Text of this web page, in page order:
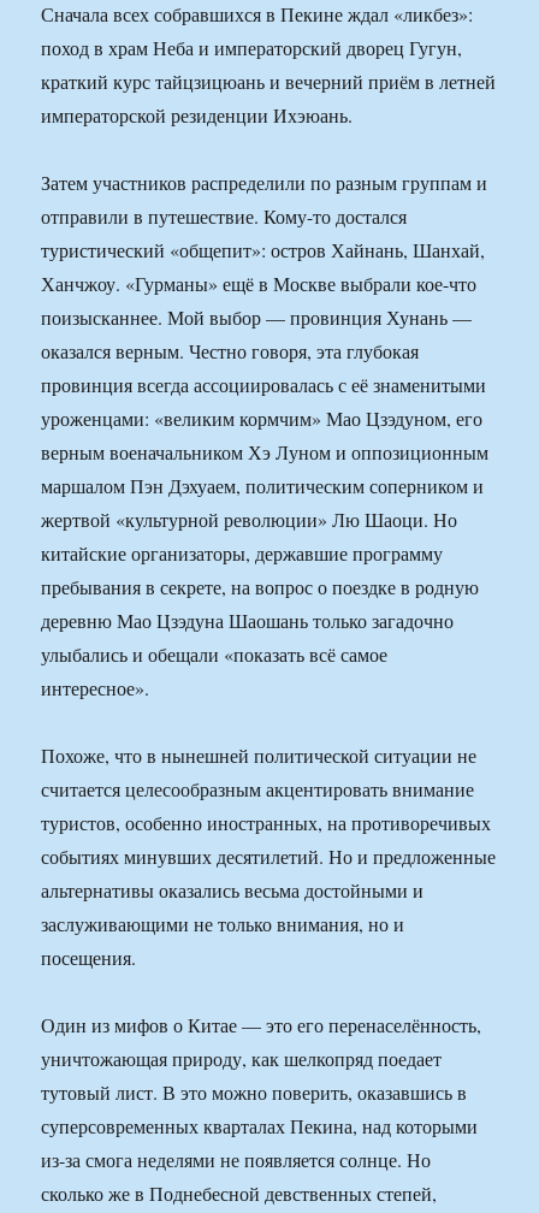
Сначала всех собравшихся в Пекине ждал «ликбез»:
поход в храм Неба и императорский дворец Гугун,
краткий курс тайцзицюань и вечерний приём в летней
императорской резиденции Ихэюань.
Затем участников распределили по разным группам и
отправили в путешествие. Кому-то достался
туристический «общепит»: остров Хайнань, Шанхай,
Ханчжоу. «Гурманы» ещё в Москве выбрали кое-что
поизысканнее. Мой выбор — провинция Хунань —
оказался верным. Честно говоря, эта глубокая
провинция всегда ассоциировалась с её знаменитыми
уроженцами: «великим кормчим» Мао Цзэдуном, его
верным военачальником Хэ Луном и оппозиционным
маршалом Пэн Дэхуаем, политическим соперником и
жертвой «культурной революции» Лю Шаоци. Но
китайские организаторы, державшие программу
пребывания в секрете, на вопрос о поездке в родную
деревню Мао Цзэдуна Шаошань только загадочно
улыбались и обещали «показать всё самое
интересное».
Похоже, что в нынешней политической ситуации не
считается целесообразным акцентировать внимание
туристов, особенно иностранных, на противоречивых
событиях минувших десятилетий. Но и предложенные
альтернативы оказались весьма достойными и
заслуживающими не только внимания, но и
посещения.
Один из мифов о Китае — это его перенаселённость,
уничтожающая природу, как шелкопряд поедает
тутовый лист. В это можно поверить, оказавшись в
суперсовременных кварталах Пекина, над которыми
из-за смога неделями не появляется солнце. Но
сколько же в Поднебесной девственных степей,